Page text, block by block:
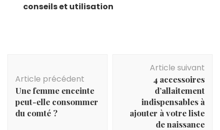
conseils et utilisation
d'article
Article précédent
Une femme enceinte
peut-elle consommer
du comté ?
Article suivant
4 accessoires
d’allaitement
indispensables à
ajouter à votre liste
de naissance